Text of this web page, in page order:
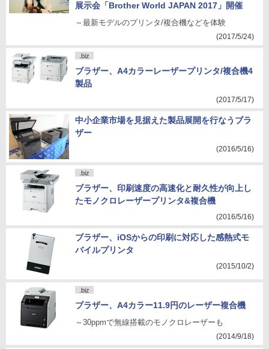
展示会「Brother World JAPAN 2017」開催
～最新モデルのプリンタ/複合機などを体験
(2017/5/24)
.biz
ブラザー、A4カラーレーザープリンタ/複合機4
製品
(2017/5/17)
中小企業市場を見据えた製品展開を行なうブラ
ザー
(2016/5/16)
.biz
ブラザー、印刷速度の高速化と耐久性が向上し
たモノクロレーザープリンタ&複合機
(2016/5/16)
ブラザー、iOSからの印刷に対応した感熱式モ
バイルプリンタ
(2015/10/2)
.biz
ブラザー、A4カラー11.9円のレーザー複合機
～30ppmで無線搭載のモノクロレーザーも
(2014/9/18)